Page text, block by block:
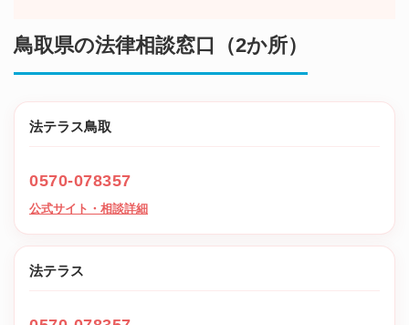
鳥取県の法律相談窓口（2か所）
法テラス鳥取
0570-078357
公式サイト・相談詳細
法テラス